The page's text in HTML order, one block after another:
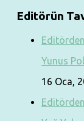
Editörün
Editörden
Yunus
16 Oca,
Editörden